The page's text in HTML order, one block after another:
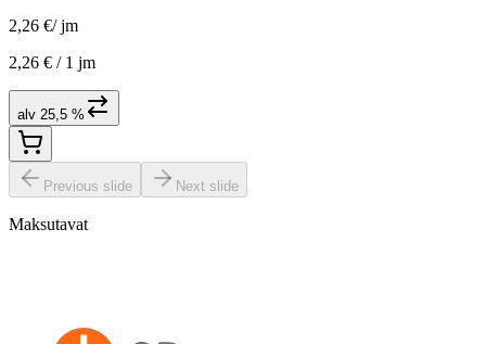
2,26 €/ jm
2,26 € / 1 jm
alv 25,5 %
Previous slide Next slide
Maksutavat